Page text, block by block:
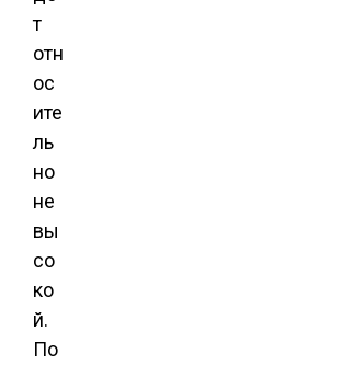
т
отн
ос
ите
ль
но
не
вы
со
ко
й.
По